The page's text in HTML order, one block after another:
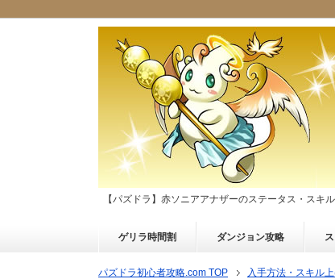
【パズドラ】赤ソニアアナザーのステータス・スキ
ゲリラ時間割 ダンジョン攻略
パズドラ初心者攻略.com TOP 入手方法・スキル